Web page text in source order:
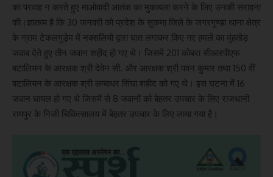
का परवाह न करते हुए माओवादी आतंक का मुकाबला करने के लिए उनकी सराहना
की।ज्ञातव्य है कि 30 जनवरी को प्रदेश के सुकमा जिले के जगरगुण्डा थाना क्षेत्र
के ग्राम टेकलगुड़ेम में नक्सलियों द्वारा घात लगाकर किए गए हमलें का मुंहतोड़
जवाब देते हुए तीन जवान शहीद हो गए थे। जिसमें 201 कोबरा सीआरपीएफ
बटालियन के आरक्षक श्री देवेन सी. और आरक्षक श्री पवन कुमार तथा 150 वीं
बटालियन के आरक्षक श्री लम्बाधर सिंघा शहीद को गए थे। इस घटना में 16
जवान घायल हो गए थे जिसमें से 8 जवानों को बेहतर उपचार के लिए राजधानी
रायपुर के निजी चिकित्सालय में बेहतर उपचार के लिए लाया गया है।